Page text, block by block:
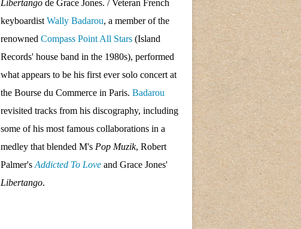
Libertango de Grace Jones. / Veteran French
keyboardist Wally Badarou, a member of the
renowned Compass Point All Stars (Island
Records' house band in the 1980s), performed
what appears to be his first ever solo concert at
the Bourse du Commerce in Paris. Badarou
revisited tracks from his discography, including
some of his most famous collaborations in a
medley that blended M's Pop Muzik, Robert
Palmer's Addicted To Love and Grace Jones'
Libertango.